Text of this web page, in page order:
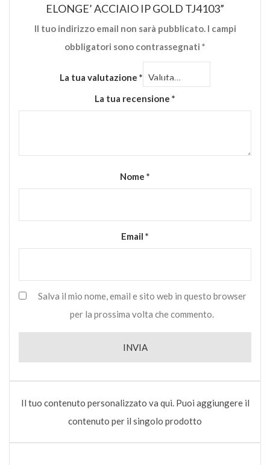
ELONGE’ ACCIAIO IP GOLD TJ4103”
Il tuo indirizzo email non sarà pubblicato. I campi
obbligatori sono contrassegnati *
La tua valutazione *
La tua recensione *
Nome *
Email *
Salva il mio nome, email e sito web in questo browser
per la prossima volta che commento.
Il tuo contenuto personalizzato va qui. Puoi aggiungere il
contenuto per il singolo prodotto